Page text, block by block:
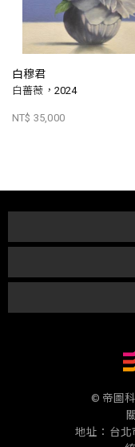
白穆君
白薔薇，2024
NT$ 35,000
© 帝圖
地址：台